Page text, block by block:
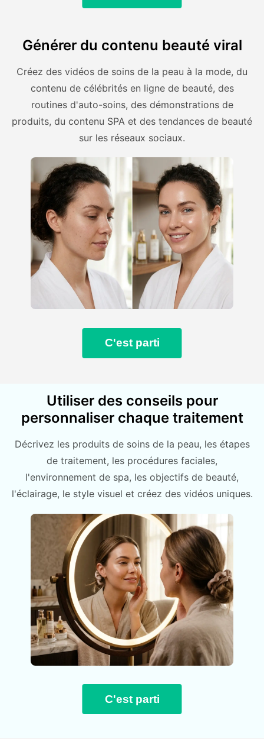
Générer du contenu beauté viral
Créez des vidéos de soins de la peau à la mode, du
contenu de célébrités en ligne de beauté, des
routines d'auto-soins, des démonstrations de
produits, du contenu SPA et des tendances de beauté
sur les réseaux sociaux.
C'est parti
Utiliser des conseils pour
personnaliser chaque traitement
Décrivez les produits de soins de la peau, les étapes
de traitement, les procédures faciales,
l'environnement de spa, les objectifs de beauté,
l'éclairage, le style visuel et créez des vidéos uniques.
C'est parti